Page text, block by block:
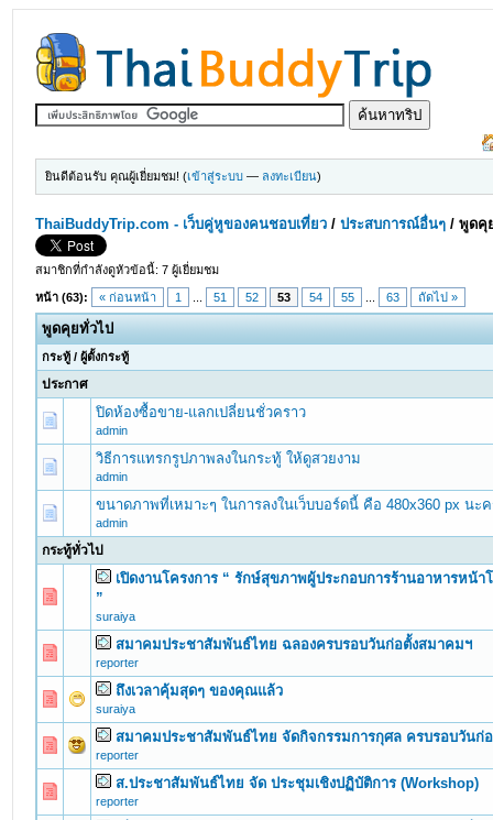
ยินดีต้อนรับ คุณผู้เยี่ยมชม! (เข้าสู่ระบบ — ลงทะเบียน)
ThaiBuddyTrip.com - เว็บคู่หูของคนชอบเที่ยว /ประสบการณ์อื่นๆ /พูดคุ
สมาชิกที่กำลังดูหัวข้อนี้: 7 ผู้เยี่ยมชม
หน้า (63): « ก่อนหน้า 1 51 52 53 54 55 63 ถัดไป »
พูดคุยทั่วไป
กระทู้ /ผู้ตั้งกระทู้
ประกาศ
ปิดห้องซื้อขาย-แลกเปลี่ยนชั่วคราว
admin
วิธีการแทรกรูปภาพลงในกระทู้ ให้ดูสวยงาม
admin
ขนาดภาพที่เหมาะๆ ในการลงในเว็บบอร์ดนี้ คือ 480x360 px นะ
admin
กระทู้ทั่วไป
เปิดงานโครงการ “ รักษ์สุขภาพผู้ประกอบการร้านอาหารหน้า
”
suraiya
สมาคมประชาสัมพันธ์ไทย ฉลองครบรอบวันก่อตั้งสมาคมฯ
reporter
0 Vote(s) - 0 out of 5 in Average
12345
ถึงเวลาคุ้มสุดๆ ของคุณแล้ว
suraiya
0 Vote(s) - 0 out of 5 in Average
12345
สมาคมประชาสัมพันธ์ไทย จัดกิจกรรมการกุศล ครบรอบวันก่
reporter
0 Vote(s) - 0 out of 5 in Average
12345
ส.ประชาสัมพันธ์ไทย จัด ประชุมเชิงปฏิบัติการ (Workshop)
reporter
0 Vote(s) - 0 out of 5 in Average
1 234 5